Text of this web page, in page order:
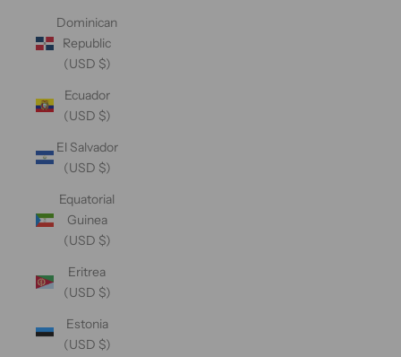
Dominican
Republic
(USD $)
Ecuador
(USD $)
El Salvador
(USD $)
Equatorial
Guinea
(USD $)
Eritrea
(USD $)
Estonia
(USD $)